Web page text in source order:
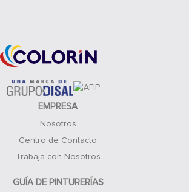
EMPRESA
Nosotros
Centro de Contacto
Trabaja con Nosotros
GUÍA DE PINTURERÍAS